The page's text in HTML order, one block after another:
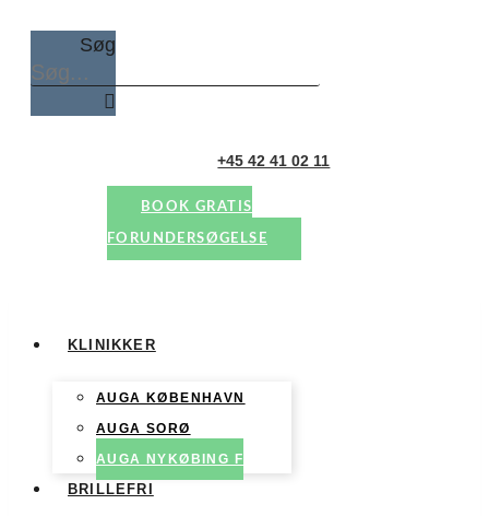
Søg
+45 42 41 02 11
BOOK GRATIS
FORUNDERSØGELSE
KLINIKKER
AUGA KØBENHAVN
AUGA SORØ
AUGA NYKØBING F
BRILLEFRI